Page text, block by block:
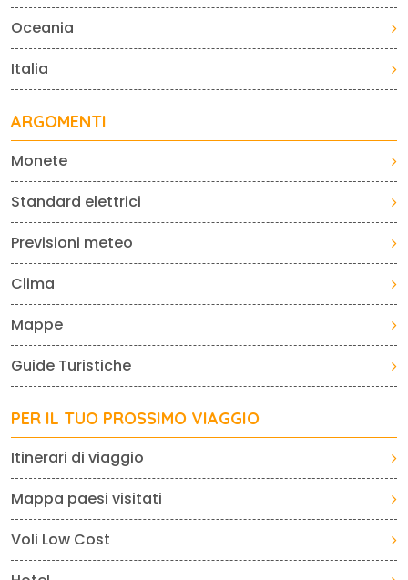
Oceania
Italia
ARGOMENTI
Monete
Standard elettrici
Previsioni meteo
Clima
Mappe
Guide Turistiche
PER IL TUO PROSSIMO VIAGGIO
Itinerari di viaggio
Mappa paesi visitati
Voli Low Cost